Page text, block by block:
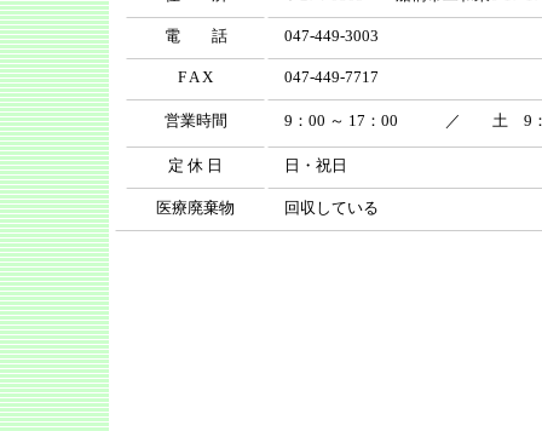
電 話 047-449-3003
F A X 047-449-7717
営業時間 9：00 ～ 17：00 ／ 土 9：
定 休 日 日・祝日
医療廃棄物 回収している